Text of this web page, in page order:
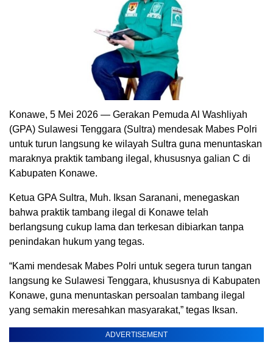
Konawe, 5 Mei 2026 — Gerakan Pemuda Al Washliyah
(GPA) Sulawesi Tenggara (Sultra) mendesak Mabes Polri
untuk turun langsung ke wilayah Sultra guna menuntaskan
maraknya praktik tambang ilegal, khususnya galian C di
Kabupaten Konawe.
Ketua GPA Sultra, Muh. Iksan Saranani, menegaskan
bahwa praktik tambang ilegal di Konawe telah
berlangsung cukup lama dan terkesan dibiarkan tanpa
penindakan hukum yang tegas.
“Kami mendesak Mabes Polri untuk segera turun tangan
langsung ke Sulawesi Tenggara, khususnya di Kabupaten
Konawe, guna menuntaskan persoalan tambang ilegal
yang semakin meresahkan masyarakat,” tegas Iksan.
ADVERTISEMENT